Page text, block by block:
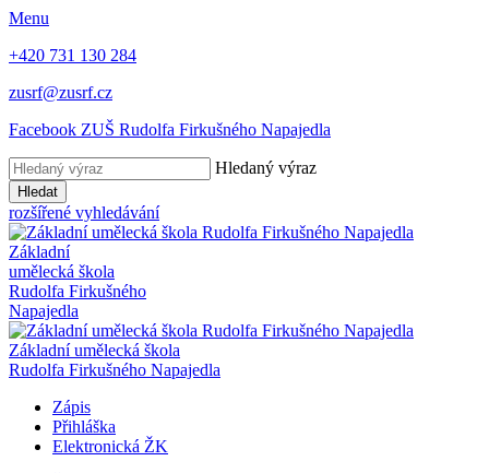
Menu
+420 731 130 284
zusrf@zusrf.cz
Facebook ZUŠ Rudolfa Firkušného Napajedla
Hledaný výraz
Hledat
rozšířené vyhledávání
Základní
umělecká škola
Rudolfa Firkušného
Napajedla
Základní umělecká škola
Rudolfa Firkušného Napajedla
Zápis
Přihláška
Elektronická ŽK